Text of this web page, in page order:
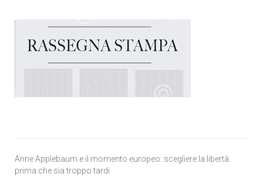
Anne Applebaum e il momento europeo: scegliere la libertà
prima che sia troppo tardi